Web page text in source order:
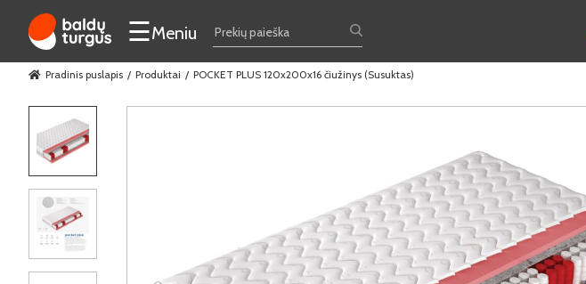
☰Meniu
Pradinis puslapis Produktai POCKET PLUS 120x200x16 čiužinys (Susuktas)